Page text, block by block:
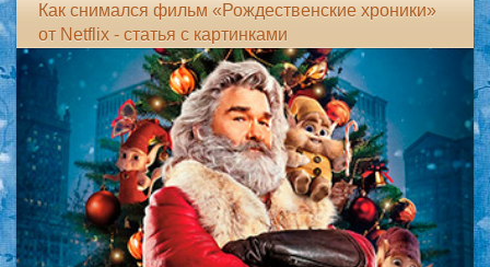
Как снимался фильм «Рождественские хроники»
от Netflix - статья с картинками